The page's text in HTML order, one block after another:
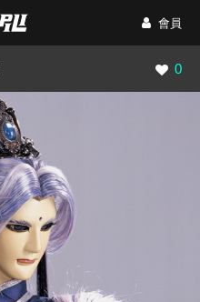
會員
瀏覽
0